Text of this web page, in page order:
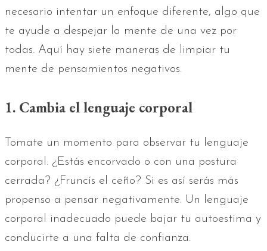
necesario intentar un enfoque diferente, algo que
te ayude a despejar la mente de una vez por
todas. Aquí hay siete maneras de limpiar tu
mente de pensamientos negativos.
1. Cambia el lenguaje corporal
Tomate un momento para observar tu lenguaje
corporal. ¿Estás encorvado o con una postura
cerrada? ¿Fruncís el ceño? Si es así serás más
propenso a pensar negativamente. Un lenguaje
corporal inadecuado puede bajar tu autoestima y
conducirte a una falta de confianza.